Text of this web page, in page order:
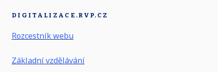
DIGITALIZACE.RVP.CZ
Rozcestník webu
Základní vzdělávání